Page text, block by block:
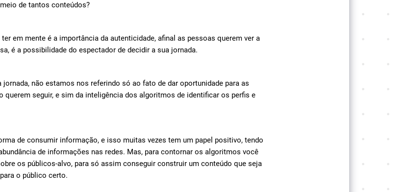
de tantos conteúdos?
em mente é a importância da autenticidade, afinal as pessoas querem ver a
é a possibilidade do espectador de decidir a sua jornada.
não estamos nos referindo só ao fato de dar oportunidade para as
querem seguir, e sim da inteligência dos algoritmos de identificar os perfis e
de consumir informação, e isso muitas vezes tem um papel positivo, tendo
de informações nas redes. Mas, para contornar os algoritmos você
os públicos-alvo, para só assim conseguir construir um conteúdo que seja
o público certo.